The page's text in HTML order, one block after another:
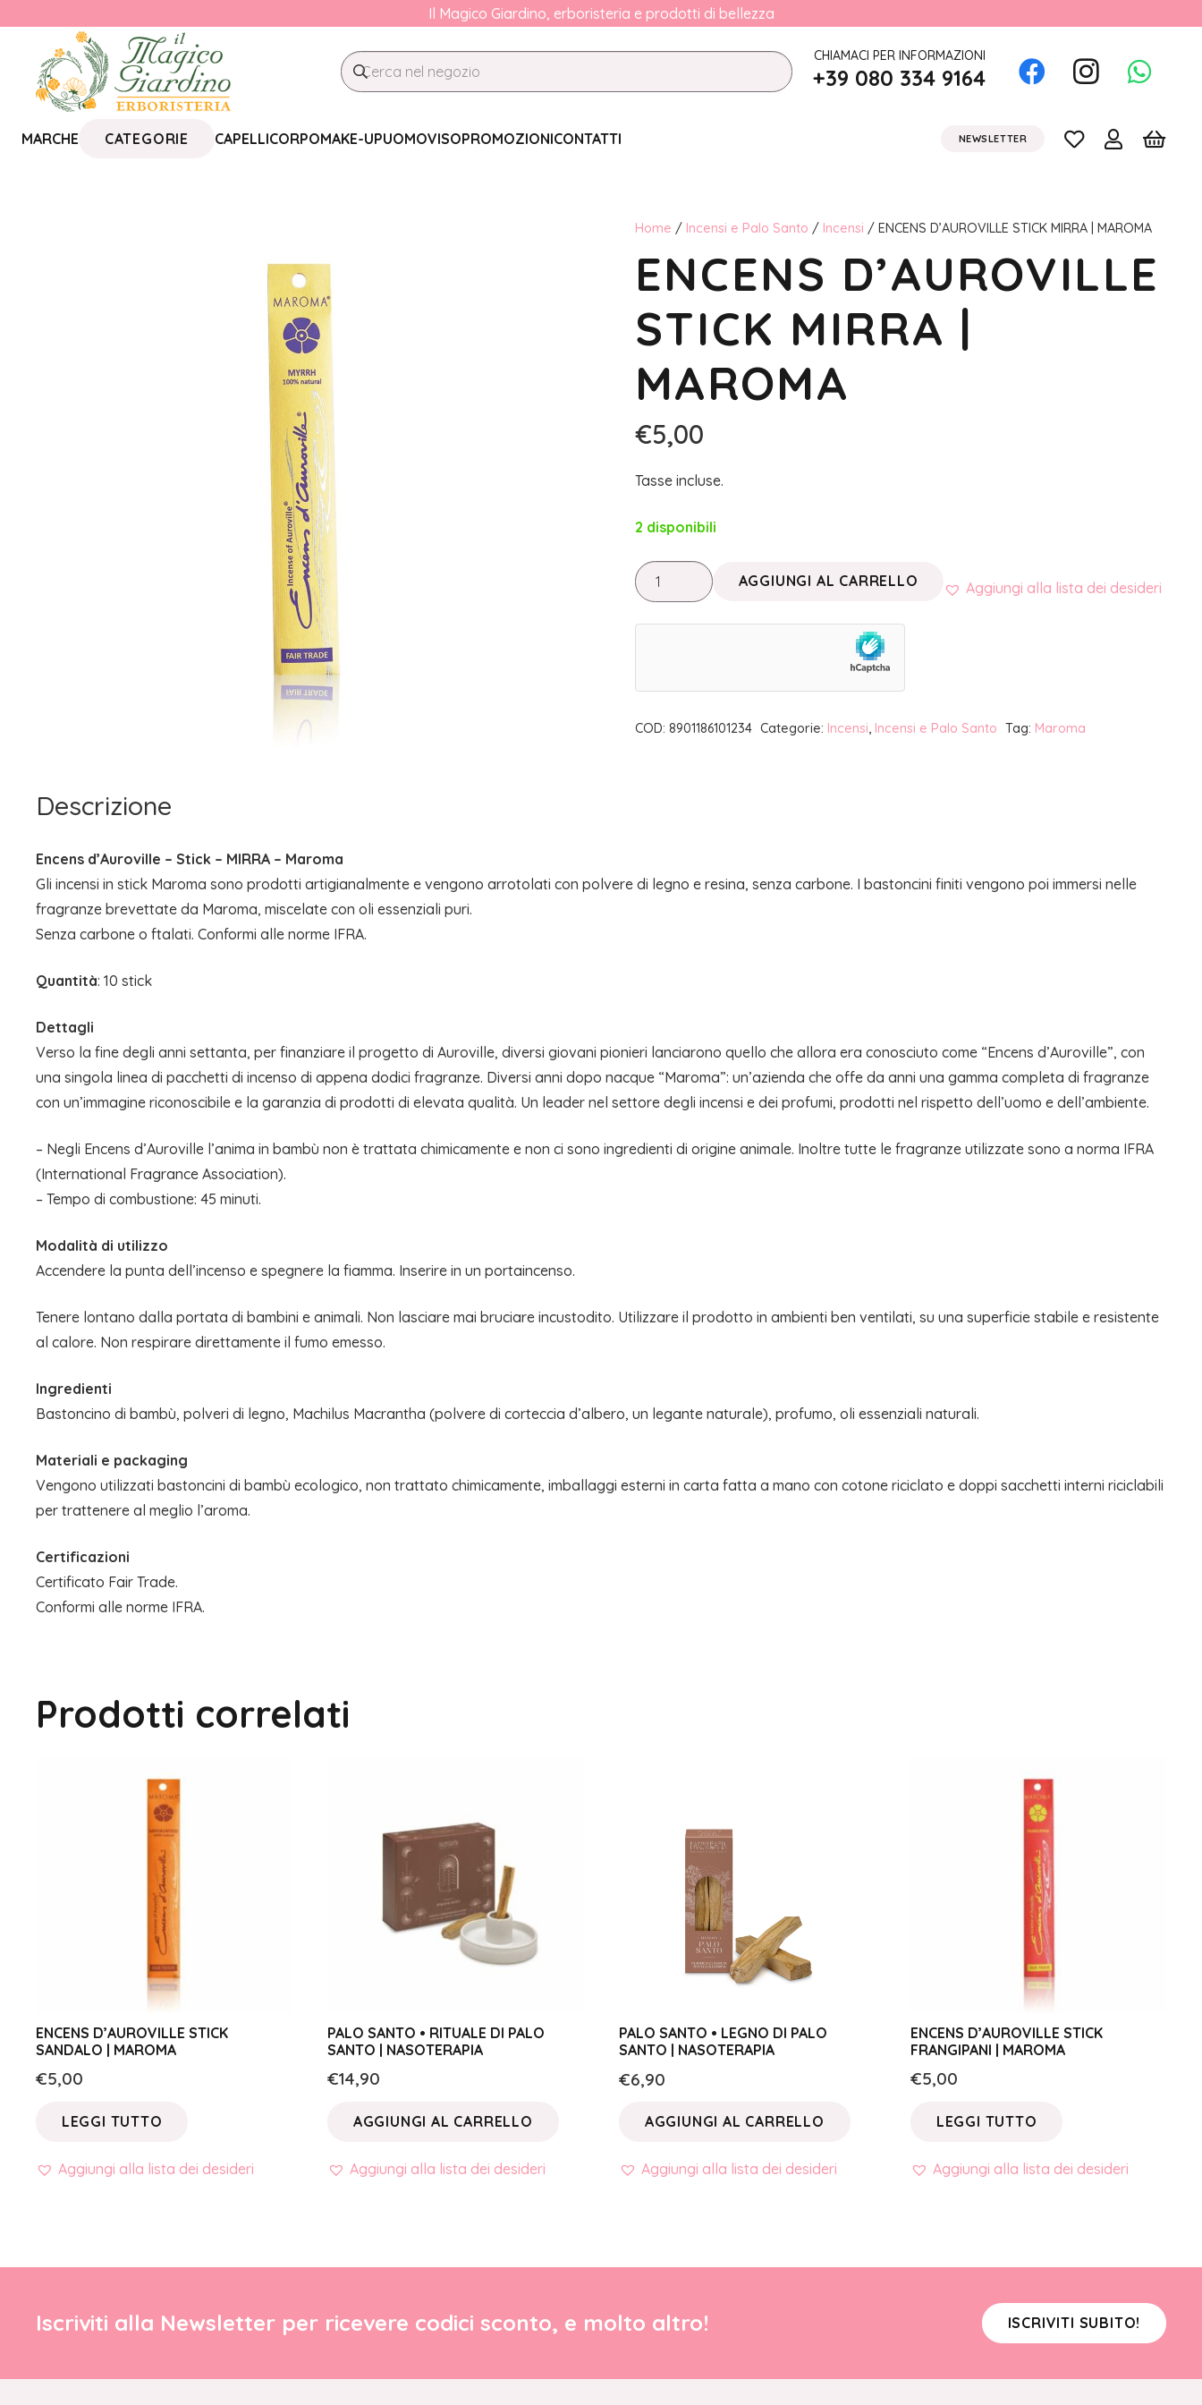
Il Magico Giardino, erboristeria e prodotti di bellezza
CHIAMACI PER INFORMAZIONI
+39 080 334 9164
MARCHE CATEGORIE CAPELLICORPOMAKE-UPUOMOVISOPROMOZIONICONTATTI NEWSLETTER
Home / Incensi e Palo Santo / Incensi / ENCENS D’AUROVILLE STICK MIRRA | MAROMA
ENCENS D’AUROVILLE
STICK MIRRA |
MAROMA
€5,00
Tasse incluse.
2 disponibili
ENCENS
D'AUROVILLE
STICK
MAROMA
quantità
AGGIUNGI AL CARRELLO Aggiungi alla lista dei desideri
COD: 8901186101234 Categorie: Incensi, Incensi e Palo Santo Tag: Maroma
Descrizione
Encens d’Auroville – Stick – MIRRA – Maroma
Gli incensi in stick Maroma sono prodotti artigianalmente e vengono arrotolati con polvere di legno e resina, senza carbone. I bastoncini finiti vengono poi immersi nelle
fragranze brevettate da Maroma, miscelate con oli essenziali puri.
Senza carbone o ftalati. Conformi alle norme IFRA.
Quantità: 10 stick
Dettagli
Verso la fine degli anni settanta, per finanziare il progetto di Auroville, diversi giovani pionieri lanciarono quello che allora era conosciuto come “Encens d’Auroville”, con
una singola linea di pacchetti di incenso di appena dodici fragranze. Diversi anni dopo nacque “Maroma”: un’azienda che offe da anni una gamma completa di fragranze
con un’immagine riconoscibile e la garanzia di prodotti di elevata qualità. Un leader nel settore degli incensi e dei profumi, prodotti nel rispetto dell’uomo e dell’ambiente.
– Negli Encens d’Auroville l’anima in bambù non è trattata chimicamente e non ci sono ingredienti di origine animale. Inoltre tutte le fragranze utilizzate sono a norma IFRA
(International Fragrance Association).
– Tempo di combustione: 45 minuti.
Modalità di utilizzo
Accendere la punta dell’incenso e spegnere la fiamma. Inserire in un portaincenso.
Tenere lontano dalla portata di bambini e animali. Non lasciare mai bruciare incustodito. Utilizzare il prodotto in ambienti ben ventilati, su una superficie stabile e resistente
al calore. Non respirare direttamente il fumo emesso.
Ingredienti
Bastoncino di bambù, polveri di legno, Machilus Macrantha (polvere di corteccia d’albero, un legante naturale), profumo, oli essenziali naturali.
Materiali e packaging
Vengono utilizzati bastoncini di bambù ecologico, non trattato chimicamente, imballaggi esterni in carta fatta a mano con cotone riciclato e doppi sacchetti interni riciclabili
per trattenere al meglio l’aroma.
Certificazioni
Certificato Fair Trade.
Conformi alle norme IFRA.
Prodotti correlati
ENCENS D’AUROVILLE STICK
SANDALO | MAROMA
€5,00
LEGGI TUTTO
Aggiungi alla lista dei desideri
PALO SANTO • RITUALE DI PALO
SANTO | NASOTERAPIA
€14,90
AGGIUNGI AL CARRELLO
Aggiungi alla lista dei desideri
PALO SANTO • LEGNO DI PALO
SANTO | NASOTERAPIA
€6,90
AGGIUNGI AL CARRELLO
Aggiungi alla lista dei desideri
ENCENS D’AUROVILLE STICK
FRANGIPANI | MAROMA
€5,00
LEGGI TUTTO
Aggiungi alla lista dei desideri
Iscriviti alla Newsletter per ricevere codici sconto, e molto altro! ISCRIVITI SUBITO!